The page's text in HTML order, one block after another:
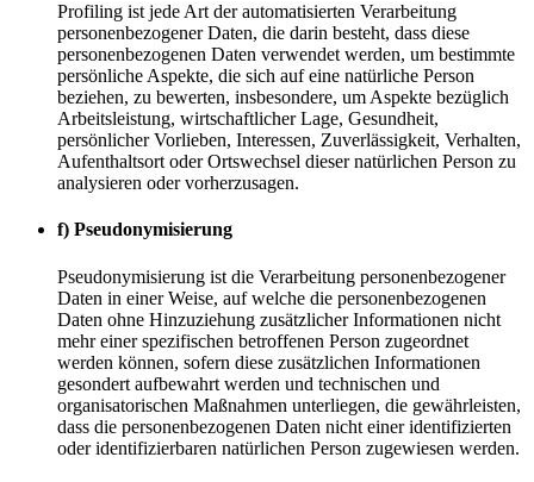
Profiling ist jede Art der automatisierten Verarbeitung
personenbezogener Daten, die darin besteht, dass diese
personenbezogenen Daten verwendet werden, um bestimmte
persönliche Aspekte, die sich auf eine natürliche Person
beziehen, zu bewerten, insbesondere, um Aspekte bezüglich
Arbeitsleistung, wirtschaftlicher Lage, Gesundheit,
persönlicher Vorlieben, Interessen, Zuverlässigkeit, Verhalten,
Aufenthaltsort oder Ortswechsel dieser natürlichen Person zu
analysieren oder vorherzusagen.
f) Pseudonymisierung
Pseudonymisierung ist die Verarbeitung personenbezogener
Daten in einer Weise, auf welche die personenbezogenen
Daten ohne Hinzuziehung zusätzlicher Informationen nicht
mehr einer spezifischen betroffenen Person zugeordnet
werden können, sofern diese zusätzlichen Informationen
gesondert aufbewahrt werden und technischen und
organisatorischen Maßnahmen unterliegen, die gewährleisten,
dass die personenbezogenen Daten nicht einer identifizierten
oder identifizierbaren natürlichen Person zugewiesen werden.